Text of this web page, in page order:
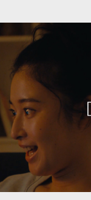
CASE STUDY
COMPANY
NEWS
FuFuFu Lab